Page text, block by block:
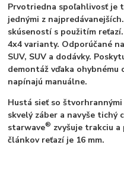
Prvotriedna spoľahlivosť je
jednými z
skúseností s použitím
4x4 varianty. Odporúčané
SUV, SUV a dodávky.
demontáž vďaka ohybnému
napínajú manuálne.
Hustá sieť so
skvelý záber a navyše
starwave® zvyšuje trakciu
článkov reťazí je 16 mm.